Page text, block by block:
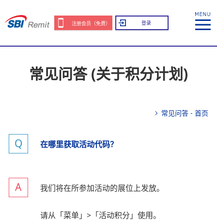
注册会员（免费） 登录
常见问答 (关于积分计划)
常见问答 - 首页
在哪里获取活动代码？
我们将在所参加活动的展位上发放。
请从「菜单」>「活动积分」使用。